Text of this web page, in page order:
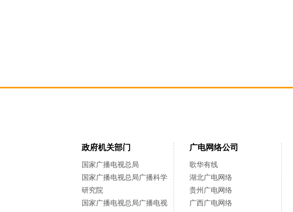
政府机关部门
国家广播电视总局
国家广播电视总局广播科学
研究院
国家广播电视总局广播电视
广电网络公司
歌华有线
湖北广电网络
贵州广电网络
广西广电网络